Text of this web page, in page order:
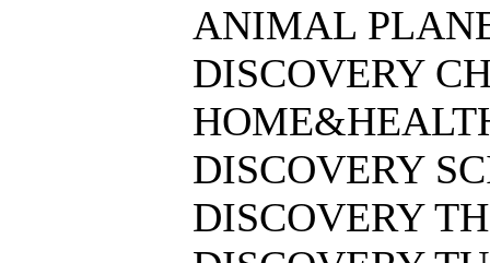
ANIMAL
DISCOVERY
DISCOVERY
DISCOVERY